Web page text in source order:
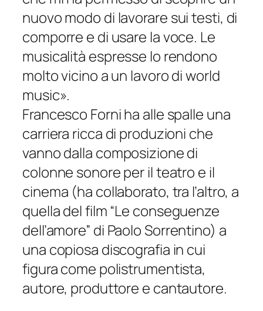
nuovo modo di lavorare sui testi, di
comporre e di usare la voce. Le
musicalità espresse lo rendono
molto vicino a un lavoro di world
music».
Francesco Forni ha alle spalle una
carriera ricca di produzioni che
vanno dalla composizione di
colonne sonore per il teatro e il
cinema (ha collaborato, tra l’altro, a
quella del film “Le conseguenze
dell’amore” di Paolo Sorrentino) a
una copiosa discografia in cui
figura come polistrumentista,
autore, produttore e cantautore.